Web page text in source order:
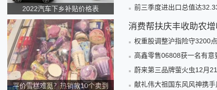
2022汽车下乡补贴价格表
平价雪糕难觅？热销款10个卖到
前三季度进出口总值达
消费帮扶庆丰收助农
权重股调整沪指险守3200
高鑫零售06808获一名有
蔚来第三品牌萤火虫12月
献礼伟大祖国东风风神携